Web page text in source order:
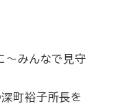
～みんなで見守
町裕子所長を